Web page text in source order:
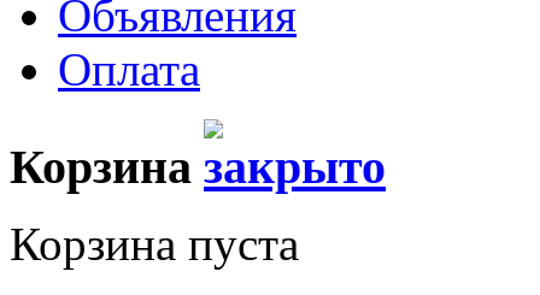
Объявления
Оплата
Корзина
Корзина пуста